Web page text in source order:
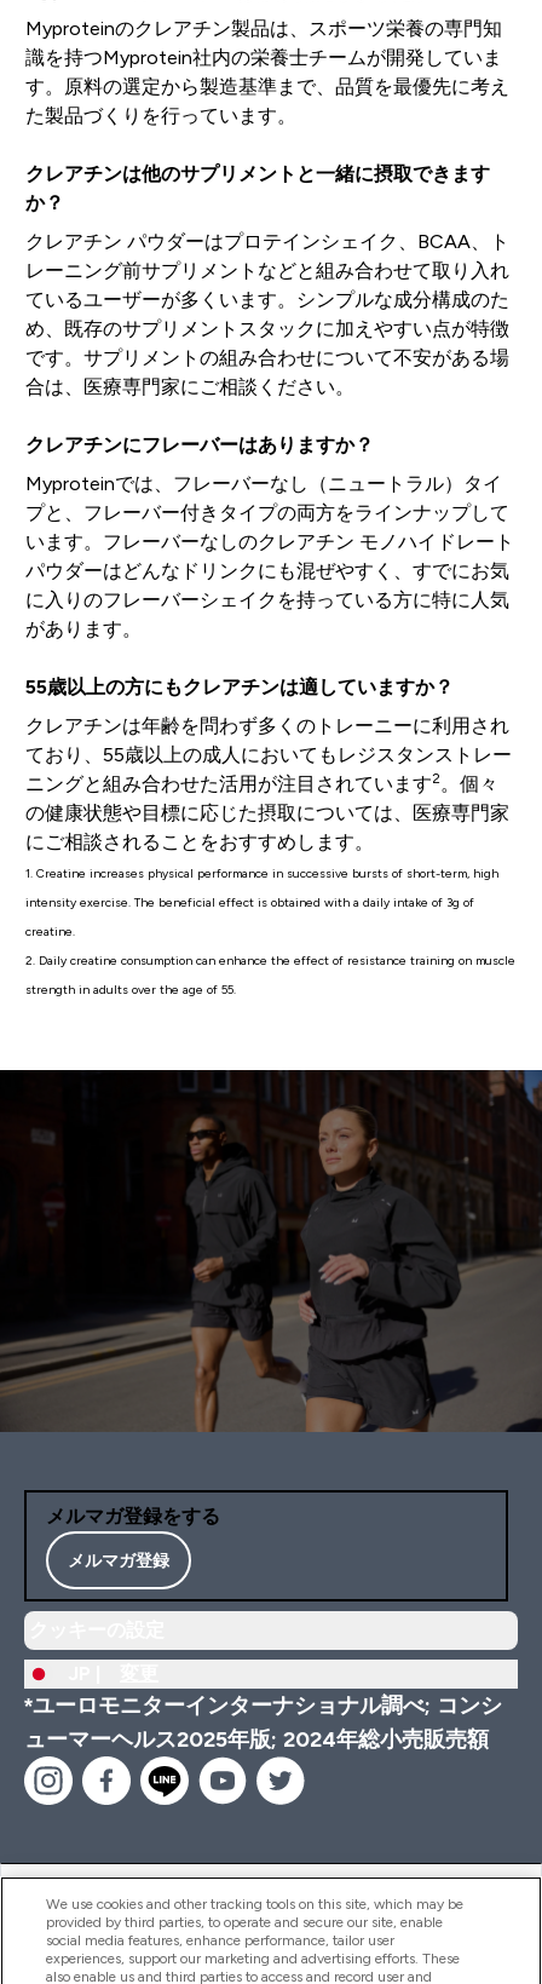
Myproteinのクレアチン製品は、スポーツ栄養の専門知
識を持つMyprotein社内の栄養士チームが開発していま
す。原料の選定から製造基準まで、品質を最優先に考え
た製品づくりを行っています。
クレアチンは他のサプリメントと一緒に摂取できます
か？
クレアチン パウダーはプロテインシェイク、BCAA、ト
レーニング前サプリメントなどと組み合わせて取り入れ
ているユーザーが多くいます。シンプルな成分構成のた
め、既存のサプリメントスタックに加えやすい点が特徴
です。サプリメントの組み合わせについて不安がある場
合は、医療専門家にご相談ください。
クレアチンにフレーバーはありますか？
Myproteinでは、フレーバーなし（ニュートラル）タイ
プと、フレーバー付きタイプの両方をラインナップして
います。フレーバーなしのクレアチン モノハイドレート
パウダーはどんなドリンクにも混ぜやすく、すでにお気
に入りのフレーバーシェイクを持っている方に特に人気
があります。
55歳以上の方にもクレアチンは適していますか？
クレアチンは年齢を問わず多くのトレーニーに利用され
ており、55歳以上の成人においてもレジスタンストレー
ニングと組み合わせた活用が注目されています2。個々
の健康状態や目標に応じた摂取については、医療専門家
にご相談されることをおすすめします。
1. Creatine increases physical performance in successive bursts of short-term, high
intensity exercise. The beneficial effect is obtained with a daily intake of 3g of
creatine.
2. Daily creatine consumption can enhance the effect of resistance training on muscle
strength in adults over the age of 55.
メルマガ登録をする
メルマガ登録
*ユーロモニターインターナショナル調べ; コンシ
ューマーヘルス2025年版; 2024年総小売販売額
ヘルプ＆ガイド
We use cookies and other tracking tools on this site, which may be
provided by third parties, to operate and secure our site, enable
social media features, enhance performance, tailor user
experiences, support our marketing and advertising efforts. These
also enable us and third parties to access and record user and